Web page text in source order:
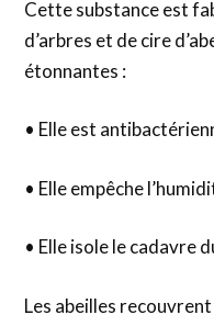
Cette substance est
d’arbres et de cire
étonnantes :
• Elle est
• Elle empêche
• Elle isole le cadavre
Les abeilles